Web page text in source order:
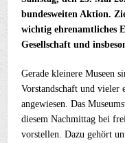
bundesweiten Aktion.
wichtig ehrenamtliches
Gesellschaft und
Gerade kleinere Museen
Vorstandschaft und vieler
angewiesen. Das
diesem Nachmittag bei
vorstellen. Dazu gehört